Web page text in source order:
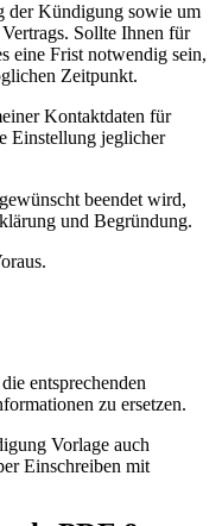
der Kündigung sowie um
Sollte Ihnen für
eine Frist notwendig sein,
Zeitpunkt.
Kontaktdaten für
Einstellung jeglicher
beendet wird,
und Begründung.
entsprechenden
zu ersetzen.
Vorlage auch
Einschreiben mit